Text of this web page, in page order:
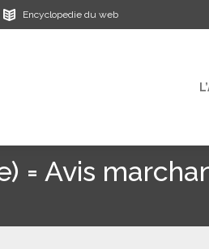
Encyclopedie du web
= Avis